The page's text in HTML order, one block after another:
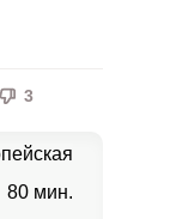
3
80 мин.